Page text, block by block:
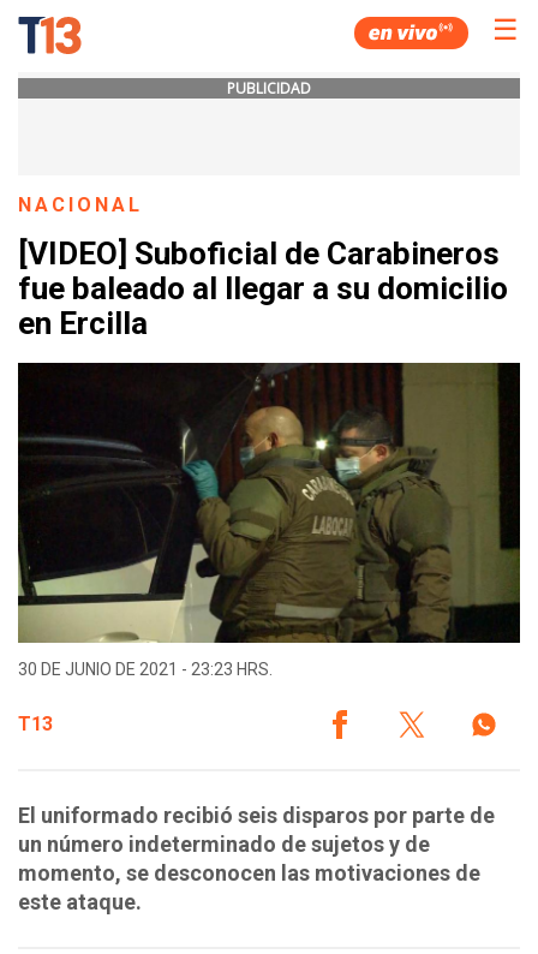
☰
PUBLICIDAD
NACIONAL
[VIDEO] Suboficial de Carabineros
fue baleado al llegar a su domicilio
en Ercilla
30 DE JUNIO DE 2021 - 23:23 HRS.
T13
El uniformado recibió seis disparos por parte de
un número indeterminado de sujetos y de
momento, se desconocen las motivaciones de
este ataque.